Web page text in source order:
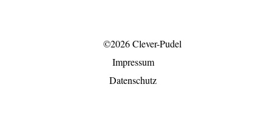
©2026 Clever-Pudel
Impressum
Datenschutz